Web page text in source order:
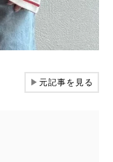
▶元記事を見る